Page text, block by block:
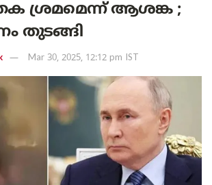
ശ്രമമെന്ന് ആശങ്ക ;
തുടങ്ങി
Mar 30, 2025, 12:12 pm IST